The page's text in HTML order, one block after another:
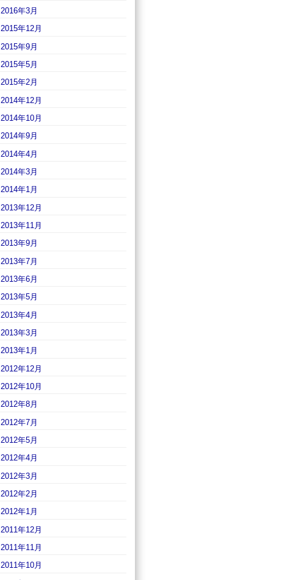
2016年3月
2015年12月
2015年9月
2015年5月
2015年2月
2014年12月
2014年10月
2014年9月
2014年4月
2014年3月
2014年1月
2013年12月
2013年11月
2013年9月
2013年7月
2013年6月
2013年5月
2013年4月
2013年3月
2013年1月
2012年12月
2012年10月
2012年8月
2012年7月
2012年5月
2012年4月
2012年3月
2012年2月
2012年1月
2011年12月
2011年11月
2011年10月